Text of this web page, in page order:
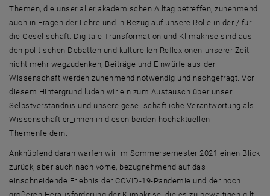
Themen, die unser aller akademischen Alltag betreffen, zunehmend
auch in Fragen der Lehre und in Bezug auf unsere Rolle in der / für
die Gesellschaft: Digitale Transformation und Klimakrise sind aus
den politischen Debatten und kulturellen Reflexionen unserer Zeit
nicht mehr wegzudenken, Beiträge und Einwürfe aus der
Wissenschaft werden zunehmend notwendig und nachgefragt. Vor
diesem Hintergrund luden wir ein zum Austausch über unser
Selbstverständnis und unsere gesellschaftliche Verantwortung als
Wissenschaftler_innen in diesen beiden hochaktuellen
Themenfeldern.
Anknüpfend daran warfen wir im Sommersemester 2021 einen Blick
zurück, aber auch nach vorne, bezugnehmend auf das
einschneidende Erlebnis der COVID-19-Pandemie und der noch